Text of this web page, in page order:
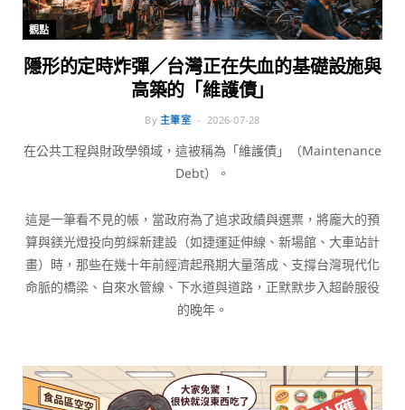
觀點
隱形的定時炸彈／台灣正在失血的基礎設施與
高築的「維護債」
By 主筆室 2026-07-28
在公共工程與財政學領域，這被稱為「維護債」（Maintenance
Debt）。
這是一筆看不見的帳，當政府為了追求政績與選票，將龐大的預
算與鎂光燈投向剪綵新建設（如捷運延伸線、新場館、大車站計
畫）時，那些在幾十年前經濟起飛期大量落成、支撐台灣現代化
命脈的橋梁、自來水管線、下水道與道路，正默默步入超齡服役
的晚年。